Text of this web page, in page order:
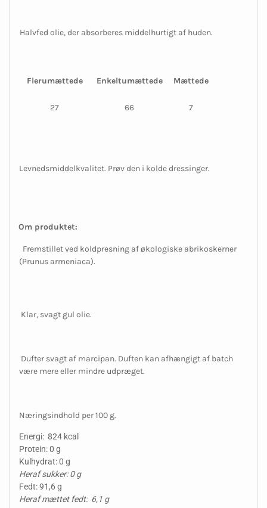
Halvfed olie, der absorberes middelhurtigt af huden.
Flerumættede Enkeltumættede Mættede
27 66 7
Levnedsmiddelkvalitet. Prøv den i kolde dressinger.
Om produktet:
Fremstillet ved koldpresning af økologiske abrikoskerner
(Prunus armeniaca).
Klar, svagt gul olie.
Dufter svagt af marcipan. Duften kan afhængigt af batch
være mere eller mindre udpræget.
Næringsindhold per 100 g.
Energi: 824 kcal
Protein: 0 g
Kulhydrat: 0 g
Heraf sukker: 0 g
Fedt: 91,6 g
Heraf mættet fedt: 6,1 g